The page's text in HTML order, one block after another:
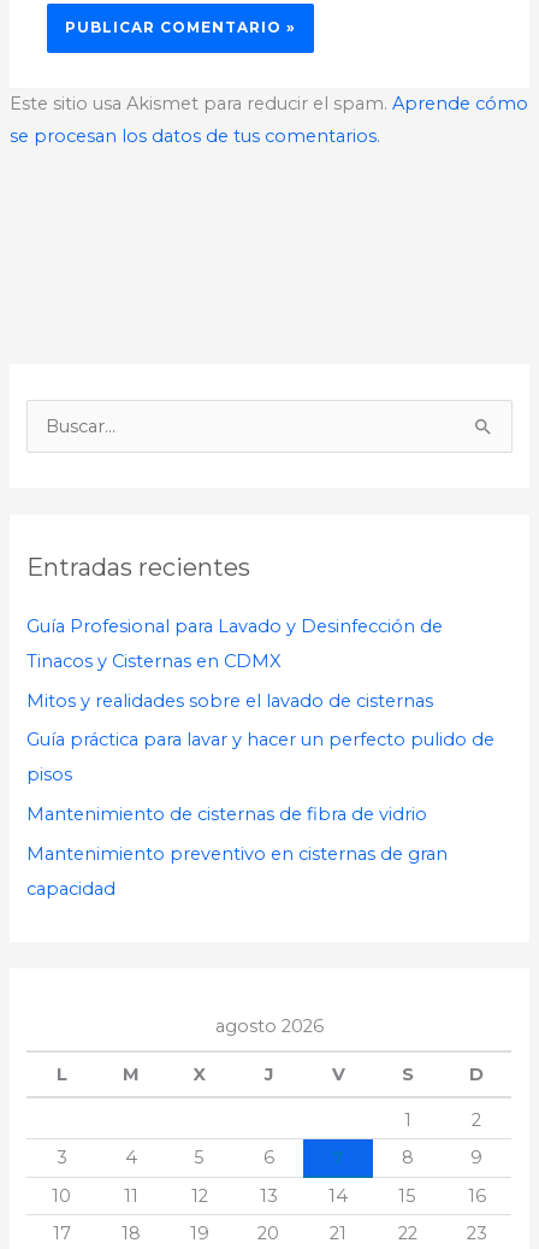
Este sitio usa Akismet para reducir el spam. Aprende cómo
se procesan los datos de tus comentarios.
a
r
:
Entradas recientes
Guía Profesional para Lavado y Desinfección de
Tinacos y Cisternas en CDMX
Mitos y realidades sobre el lavado de cisternas
Guía práctica para lavar y hacer un perfecto pulido de
pisos
Mantenimiento de cisternas de fibra de vidrio
Mantenimiento preventivo en cisternas de gran
capacidad
agosto 2026
L M X J V S D
1
2
3
4 5 6 7 8
9
10
11 12 13 14 15
16
17
18 19 20 21 22
23